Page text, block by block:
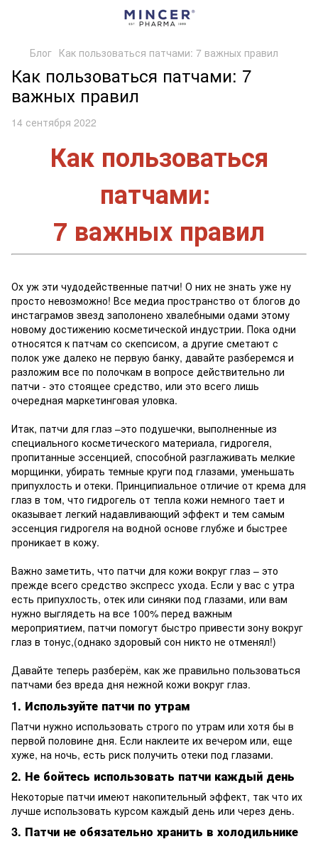
Блог Как пользоваться патчами: 7 важных правил
Как пользоваться патчами: 7
важных правил
14 сентября 2022
Как пользоваться
патчами:
7 важных правил
Ох уж эти чудодейственные патчи! О них не знать уже ну
просто невозможно! Все медиа пространство от блогов до
инстаграмов звезд заполонено хвалебными одами этому
новому достижению косметической индустрии. Пока одни
относятся к патчам со скепсисом, а другие сметают с
полок уже далеко не первую банку, давайте разберемся и
разложим все по полочкам в вопросе действительно ли
патчи - это стоящее средство, или это всего лишь
очередная маркетинговая уловка.
Итак, патчи для глаз –это подушечки, выполненные из
специального косметического материала, гидрогеля,
пропитанные эссенцией, способной разглаживать мелкие
морщинки, убирать темные круги под глазами, уменьшать
припухлость и отеки. Принципиальное отличие от крема для
глаз в том, что гидрогель от тепла кожи немного тает и
оказывает легкий надавливающий эффект и тем самым
эссенция гидрогеля на водной основе глубже и быстрее
проникает в кожу.
Важно заметить, что патчи для кожи вокруг глаз – это
прежде всего средство экспресс ухода. Если у вас с утра
есть припухлость, отек или синяки под глазами, или вам
нужно выглядеть на все 100% перед важным
мероприятием, патчи помогут быстро привести зону вокруг
глаз в тонус,(однако здоровый сон никто не отменял!)
Давайте теперь разберём, как же правильно пользоваться
патчами без вреда дня нежной кожи вокруг глаз.
1. Используйте патчи по утрам
Патчи нужно использовать строго по утрам или хотя бы в
первой половине дня. Если наклеите их вечером или, еще
хуже, на ночь, есть риск получить отеки под глазами.
2. Не бойтесь использовать патчи каждый день
Некоторые патчи имеют накопительный эффект, так что их
лучше использовать курсом каждый день или через день.
3. Патчи не обязательно хранить в холодильнике